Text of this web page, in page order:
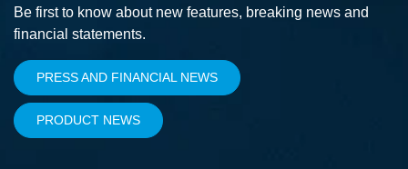
Be first to know about new features, breaking news and
financial statements.
PRESS AND FINANCIAL NEWS
PRODUCT NEWS